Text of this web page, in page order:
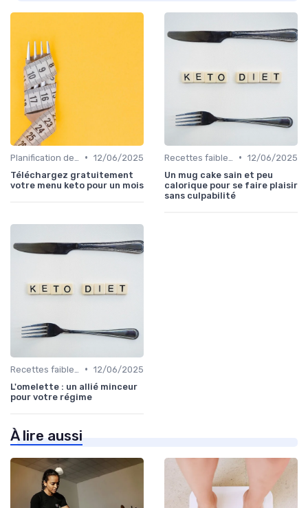
• 12/06/2025
Téléchargez gratuitement
votre menu keto pour un mois
• 12/06/2025
Un mug cake sain et peu
calorique pour se faire plaisir
sans culpabilité
• 12/06/2025
L'omelette : un allié minceur
pour votre régime
À lire aussi